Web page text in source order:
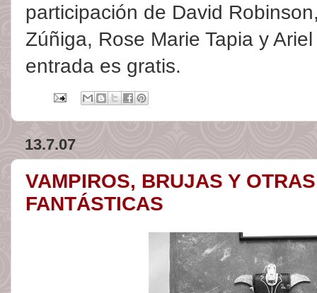
participación de David
Zúñiga, Rose Marie Tapia y
entrada es gratis.
13.7.07
VAMPIROS, BRUJAS Y
FANTÁSTICAS